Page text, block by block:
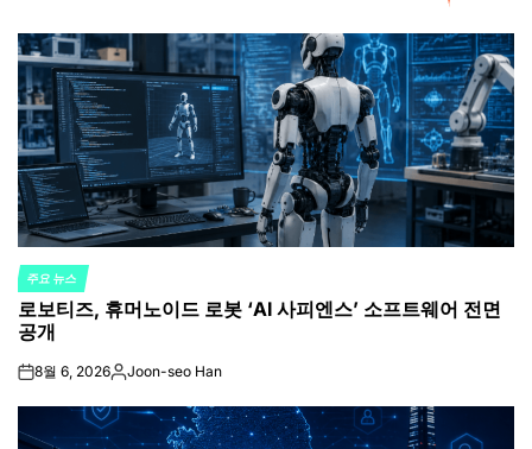
POSTED
IN
주요 뉴스
로보티즈, 휴머노이드 로봇 ‘AI 사피엔스’ 소프트웨어 전면
공개
on8월 6, 2026Posted
Joon-seo Han